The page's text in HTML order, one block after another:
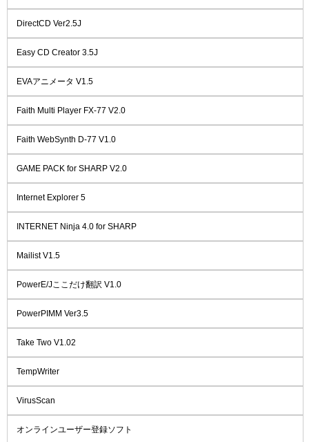
DirectCD Ver2.5J
Easy CD Creator 3.5J
EVAアニメータ V1.5
Faith Multi Player FX-77 V2.0
Faith WebSynth D-77 V1.0
GAME PACK for SHARP V2.0
Internet Explorer 5
INTERNET Ninja 4.0 for SHARP
Mailist V1.5
PowerE/Jここだけ翻訳 V1.0
PowerPIMM Ver3.5
Take Two V1.02
TempWriter
VirusScan
オンラインユーザー登録ソフト